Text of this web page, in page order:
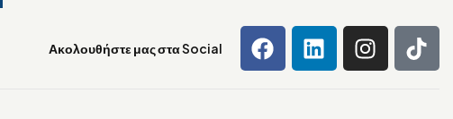
Ακολουθήστε μας στα Social